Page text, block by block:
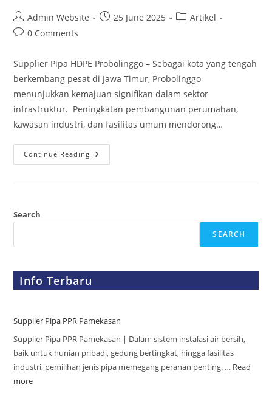
Admin Website 25 June 2025
Artikel
0 Comments
Supplier Pipa HDPE Probolinggo – Sebagai kota yang tengah
berkembang pesat di Jawa Timur, Probolinggo
menunjukkan kemajuan signifikan dalam sektor
infrastruktur. Peningkatan pembangunan perumahan,
kawasan industri, dan fasilitas umum mendorong…
Continue Reading
Search
SEARCH
Info Terbaru
Supplier Pipa PPR Pamekasan
Supplier Pipa PPR Pamekasan | Dalam sistem instalasi air bersih,
baik untuk hunian pribadi, gedung bertingkat, hingga fasilitas
industri, pemilihan jenis pipa memegang peranan penting. … Read
more